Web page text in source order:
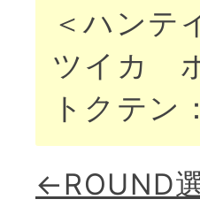
＜ハンテ
ツイカ
トクテ
←ROUND